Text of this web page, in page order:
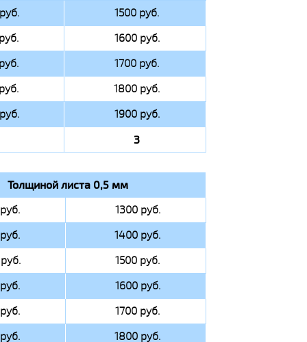
1500 руб.
1600 руб.
1700 руб.
1800 руб.
1900 руб.
3
Толщиной листа 0,5 мм
1300 руб.
1400 руб.
1500 руб.
1600 руб.
1700 руб.
1800 руб.